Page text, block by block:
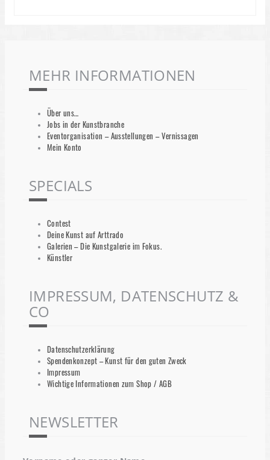
MEHR INFORMATIONEN
Über uns…
Jobs in der Kunstbranche
Eventorganisation – Ausstellungen – Vernissagen
Mein Konto
SPECIALS
Contest
Deine Kunst auf Arttrado
Galerien – Die Kunstgalerie im Fokus.
Künstler
IMPRESSUM, DATENSCHUTZ &
CO
Datenschutzerklärung
Spendenkonzept – Kunst für den guten Zweck
Impressum
Wichtige Informationen zum Shop / AGB
NEWSLETTER